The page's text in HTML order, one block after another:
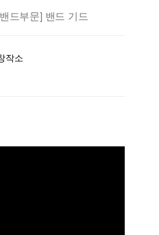
드부문] 밴드 기드
작소